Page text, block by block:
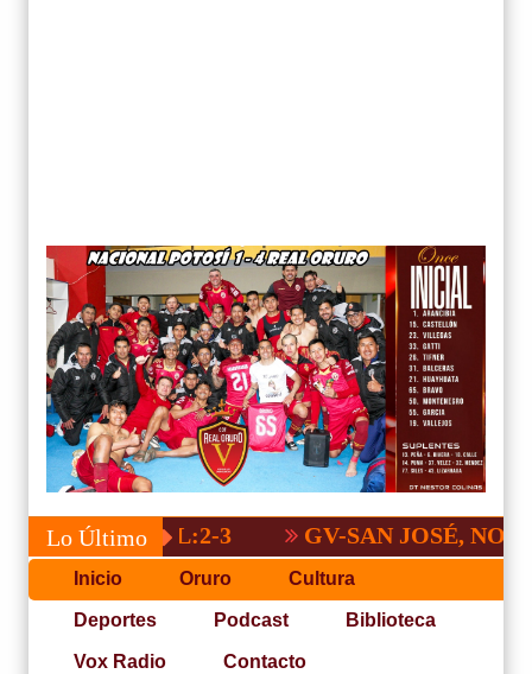
Lo Último GV-SAN JOSÉ, NO PUDO
Inicio Oruro Cultura
Deportes Podcast Biblioteca
Vox Radio Contacto